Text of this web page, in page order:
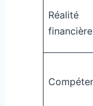
Réalité
financière